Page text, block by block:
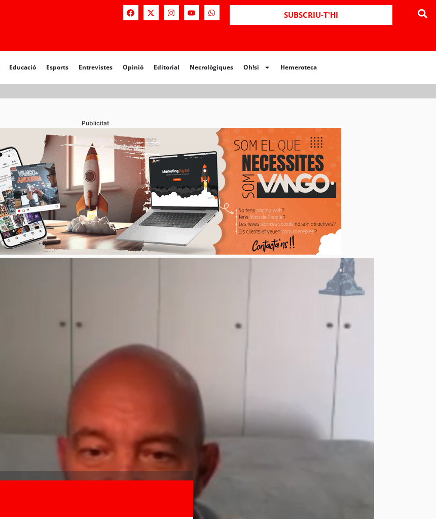
SUBSCRIU-T'HI
Educació Esports Entrevistes Opinió Editorial Necrològiques Oh!si Hemeroteca
Opinió Editorial Necrològiques Hemeroteca
Publicitat